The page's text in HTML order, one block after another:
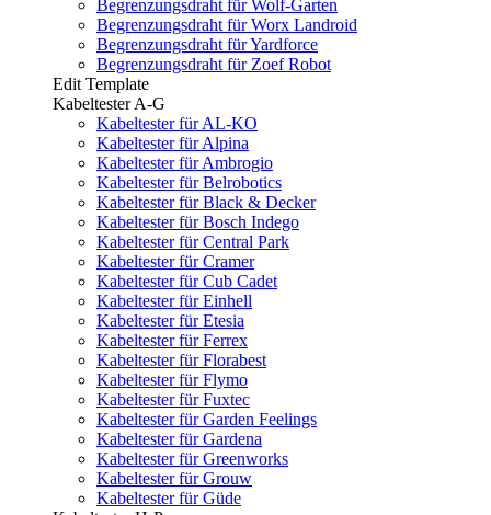
Begrenzungsdraht für Wolf-Garten
Begrenzungsdraht für Worx Landroid
Begrenzungsdraht für Yardforce
Begrenzungsdraht für Zoef Robot
Edit Template
Kabeltester A-G
Kabeltester für AL-KO
Kabeltester für Alpina
Kabeltester für Ambrogio
Kabeltester für Belrobotics
Kabeltester für Black & Decker
Kabeltester für Bosch Indego
Kabeltester für Central Park
Kabeltester für Cramer
Kabeltester für Cub Cadet
Kabeltester für Einhell
Kabeltester für Etesia
Kabeltester für Ferrex
Kabeltester für Florabest
Kabeltester für Flymo
Kabeltester für Fuxtec
Kabeltester für Garden Feelings
Kabeltester für Gardena
Kabeltester für Greenworks
Kabeltester für Grouw
Kabeltester für Güde